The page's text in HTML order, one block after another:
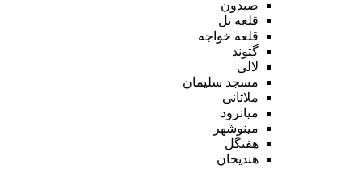
صیدون
قلعه تل
قلعه خواجه
گتوند
لالی
مسجد سلیمان
ملاثانی
میانرود
مینوشهر
هفتگل
هندیجان